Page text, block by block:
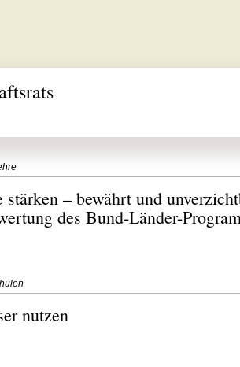
– bewährt und
des Bund-Länder-
nutzen